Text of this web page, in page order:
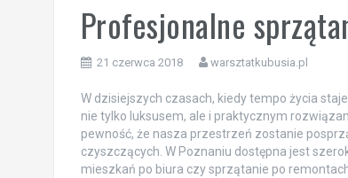
Profesjonalne
21 czerwca 2018 warsztatkubusia.pl
W dzisiejszych czasach, kiedy tempo życia
nie tylko luksusem, ale i praktycznym
pewność, że nasza przestrzeń zostanie
czyszczących. W Poznaniu dostępna jest
mieszkań po biura czy sprzątanie po